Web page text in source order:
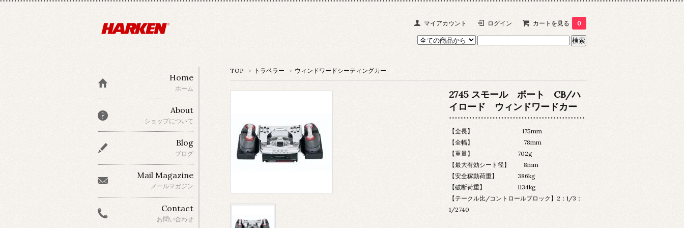
マイアカウント ログイン カートを見る 0
TOP > トラベラー > ウィンドワードシーティングカー
2745 スモール ボート CB/ハ
イロード ウィンドワードカー
【全長】 175mm
【全幅】 78mm
【重量】 702g
【最大有効シート径】 8mm
【安全稼動荷重】 386kg
【破断荷重】 1134kg
【テークル比/コントロールブロック】2：1/3：
1/2740
Home
ホーム
About
ショップについて
Blog
ブログ
Mail Magazine
メールマガジン
Contact
お問い合わせ